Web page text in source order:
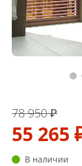
78 950 ₽
55 265
В наличии